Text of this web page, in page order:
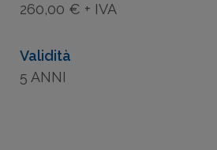
260,00 € + IVA
Validità
5 ANNI